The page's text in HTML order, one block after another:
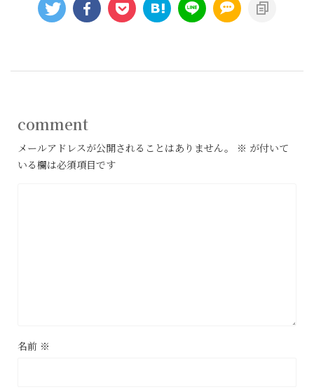
comment
メールアドレスが公開されることはありません。 ※ が付いて
いる欄は必須項目です
名前 ※